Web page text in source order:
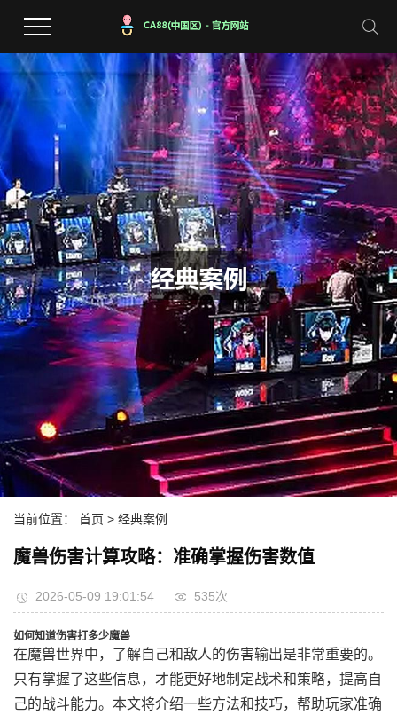
当前位置： 首页 > 经典案例
魔兽伤害计算攻略：准确掌握伤害数值
2026-05-09 19:01:54 535次
如何知道伤害打多少魔兽
在魔兽世界中，了解自己和敌人的伤害输出是非常重要的。
只有掌握了这些信息，才能更好地制定战术和策略，提高自
己的战斗能力。本文将介绍一些方法和技巧，帮助玩家准确